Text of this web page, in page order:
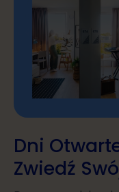
Dni
Zwiedź